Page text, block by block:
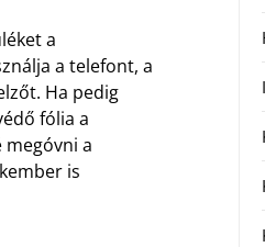
a
a telefont, a
Ha pedig
fólia a
a
is